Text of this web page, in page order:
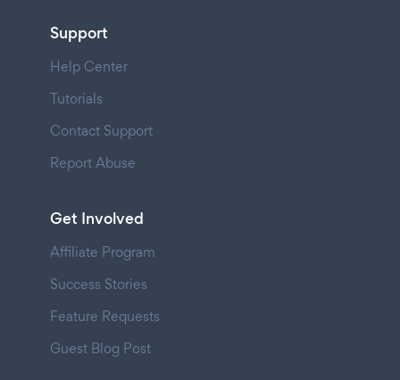
Support
Help Center
Tutorials
Contact Support
Report Abuse
Get Involved
Affiliate Program
Success Stories
Feature Requests
Guest Blog Post